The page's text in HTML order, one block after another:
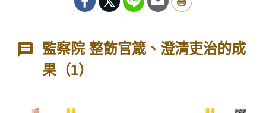
監察院 整飭官箴、澄清吏治的成
果（1）